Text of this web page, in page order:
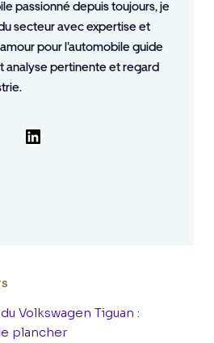
passionné depuis toujours, je
secteur avec expertise et
pour l'automobile guide
analyse pertinente et regard
LinkedIn
Volkswagen Tiguan :
plancher